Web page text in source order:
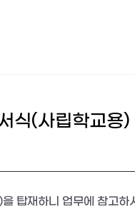
식(사립학교용)
탑재하니 업무에 참고하